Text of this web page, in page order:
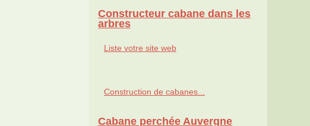
Constructeur cabane dans les
arbres
Liste votre site web
Construction de cabanes...
Cabane perchée Auvergne